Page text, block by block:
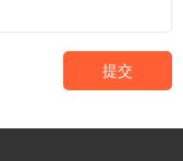
提交